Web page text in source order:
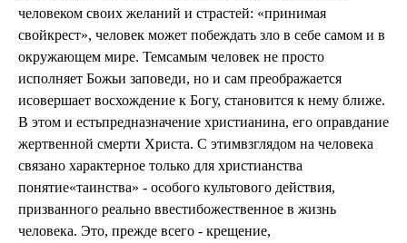
человеком своих желаний и страстей: «принимая
свойкрест», человек может побеждать зло в себе самом и в
окружающем мире. Темсамым человек не просто
исполняет Божьи заповеди, но и сам преображается
исовершает восхождение к Богу, становится к нему ближе.
В этом и естьпредназначение христианина, его оправдание
жертвенной смерти Христа. С этимвзглядом на человека
связано характерное только для христианства
понятие«таинства» - особого культового действия,
призванного реально ввестибожественное в жизнь
человека. Это, прежде всего - крещение,